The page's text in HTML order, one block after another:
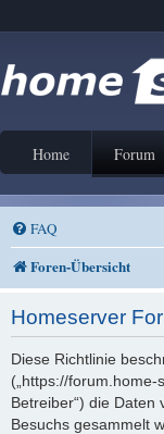
Home Forum
FAQ
Foren-Übersicht
Homeserver
Diese Richtlinie
(„https://forum.home-
Betreiber“) die
Besuchs gesammelt